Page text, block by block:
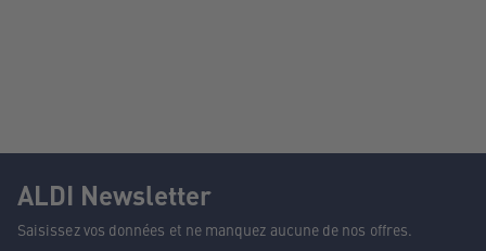
ALDI Newsletter
Saisissez vos données et ne manquez aucune de nos offres.